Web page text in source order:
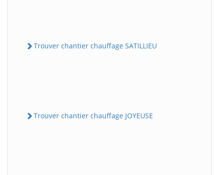
Trouver chantier chauffage SATILLIEU
Trouver chantier chauffage JOYEUSE